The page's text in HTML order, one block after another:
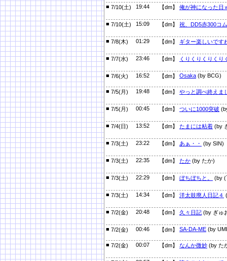
■ 7/10(土) 19:44 【dm】 俺が神になった日
■ 7/10(土) 15:09 【dm】 祝、DD5赤300コ
■ 7/8(木) 01:29 【dm】 ギター楽しいです
■ 7/7(水) 23:46 【dm】 くりくりくりくり
■ 7/6(火) 16:52 【dm】 Osaka (by BCG)
■ 7/5(月) 19:48 【dm】 やっと調べ終えま
■ 7/5(月) 00:45 【dm】 ついに1000突破
■ 7/4(日) 13:52 【dm】 たまには粘着 (by
■ 7/3(土) 23:22 【dm】 あぁ・・ (by SIN)
■ 7/3(土) 22:35 【dm】 たか (by たか)
■ 7/3(土) 22:29 【dm】 ぼちぼちと。 (by
■ 7/3(土) 14:34 【dm】 洋太鼓廃人日記４
■ 7/2(金) 20:48 【dm】 久々日記 (by ぎゅ
■ 7/2(金) 00:46 【dm】 SA-DA-ME (by
■ 7/2(金) 00:07 【dm】 なんか微妙 (by た